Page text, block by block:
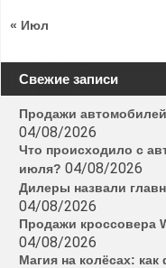
« Июл
Свежие записи
Продажи
04/08/2026
Что происходило с
июля? 04/08/2026
Дилеры назвали
04/08/2026
Продажи кроссовера
04/08/2026
Магия на колёсах: